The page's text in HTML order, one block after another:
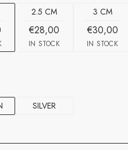
2.5 CM
€28,00
IN STOCK
3 CM
€30,00
IN STOCK
SILVER